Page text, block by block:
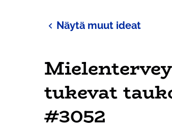
Näytä muut ideat
tukevat
#3052